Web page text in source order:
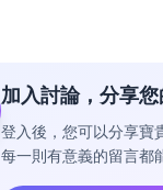
加入討論，分享
登入後，您可以分享寶
每一則有意義的留言都